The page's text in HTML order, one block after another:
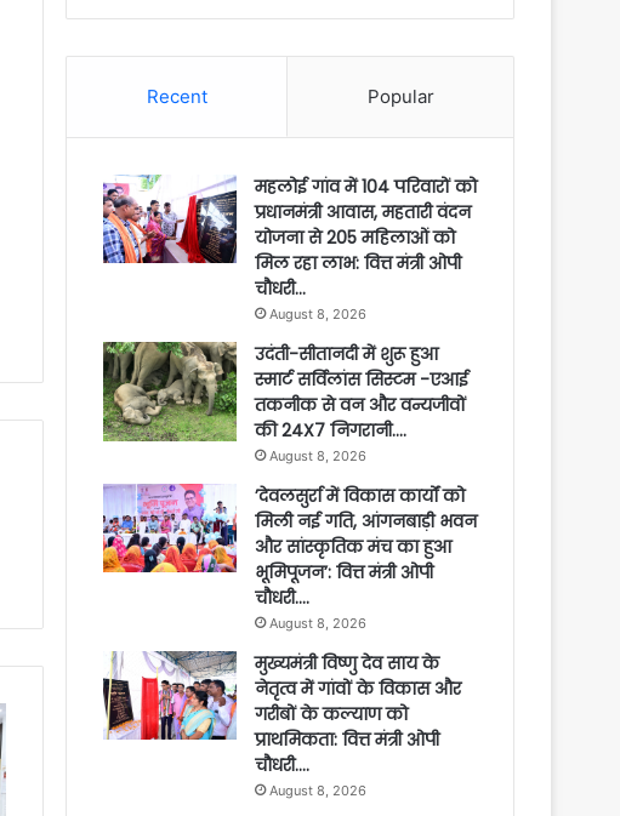
Recent Popular
महलोई गांव में 104 परिवारों को
प्रधानमंत्री आवास, महतारी वंदन
योजना से 205 महिलाओं को
मिल रहा लाभ: वित्त मंत्री ओपी
चौधरी…
August 8, 2026
उदंती-सीतानदी में शुरू हुआ
स्मार्ट सर्विलांस सिस्टम -एआई
तकनीक से वन और वन्यजीवों
की 24X7 निगरानी….
August 8, 2026
’देवलसुर्रा में विकास कार्यों को
मिली नई गति, आंगनबाड़ी भवन
और सांस्कृतिक मंच का हुआ
भूमिपूजन’: वित्त मंत्री ओपी
चौधरी….
August 8, 2026
मुख्यमंत्री विष्णु देव साय के
नेतृत्व में गांवों के विकास और
गरीबों के कल्याण को
प्राथमिकता: वित्त मंत्री ओपी
चौधरी….
August 8, 2026